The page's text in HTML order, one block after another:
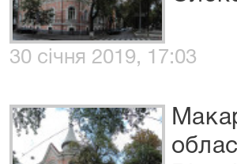
30 січня 2019, 17:03